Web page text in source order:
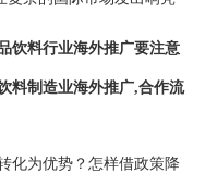
饮料行业海外推广要注意
料制造业海外推广,合作流
化为优势？怎样借政策降